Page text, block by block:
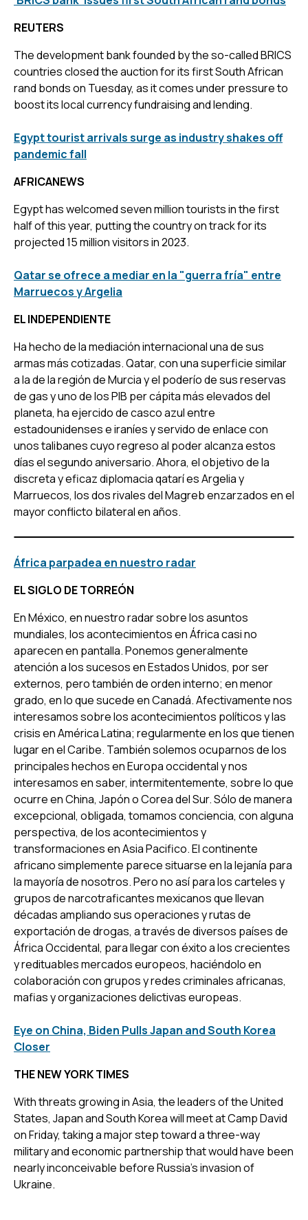
REUTERS
The development bank founded by the so-called BRICS
countries closed the auction for its first South African
rand bonds on Tuesday, as it comes under pressure to
boost its local currency fundraising and lending.
Egypt tourist arrivals surge as industry shakes off
pandemic fall
AFRICANEWS
Egypt has welcomed seven million tourists in the first
half of this year, putting the country on track for its
projected 15 million visitors in 2023.
Qatar se ofrece a mediar en la "guerra fría" entre
Marruecos y Argelia
EL INDEPENDIENTE
Ha hecho de la mediación internacional una de sus
armas más cotizadas. Qatar, con una superficie similar
a la de la región de Murcia y el poderío de sus reservas
de gas y uno de los PIB per cápita más elevados del
planeta, ha ejercido de casco azul entre
estadounidenses e iraníes y servido de enlace con
unos talibanes cuyo regreso al poder alcanza estos
días el segundo aniversario. Ahora, el objetivo de la
discreta y eficaz diplomacia qatarí es Argelia y
Marruecos, los dos rivales del Magreb enzarzados en el
mayor conflicto bilateral en años.
África parpadea en nuestro radar
EL SIGLO DE TORREÓN
En México, en nuestro radar sobre los asuntos
mundiales, los acontecimientos en África casi no
aparecen en pantalla. Ponemos generalmente
atención a los sucesos en Estados Unidos, por ser
externos, pero también de orden interno; en menor
grado, en lo que sucede en Canadá. Afectivamente nos
interesamos sobre los acontecimientos políticos y las
crisis en América Latina; regularmente en los que tienen
lugar en el Caribe. También solemos ocuparnos de los
principales hechos en Europa occidental y nos
interesamos en saber, intermitentemente, sobre lo que
ocurre en China, Japón o Corea del Sur. Sólo de manera
excepcional, obligada, tomamos conciencia, con alguna
perspectiva, de los acontecimientos y
transformaciones en Asia Pacifico. El continente
africano simplemente parece situarse en la lejanía para
la mayoría de nosotros. Pero no así para los carteles y
grupos de narcotraficantes mexicanos que llevan
décadas ampliando sus operaciones y rutas de
exportación de drogas, a través de diversos países de
África Occidental, para llegar con éxito a los crecientes
y redituables mercados europeos, haciéndolo en
colaboración con grupos y redes criminales africanas,
mafias y organizaciones delictivas europeas.
Eye on China, Biden Pulls Japan and South Korea
Closer
THE NEW YORK TIMES
With threats growing in Asia, the leaders of the United
States, Japan and South Korea will meet at Camp David
on Friday, taking a major step toward a three-way
military and economic partnership that would have been
nearly inconceivable before Russia’s invasion of
Ukraine.